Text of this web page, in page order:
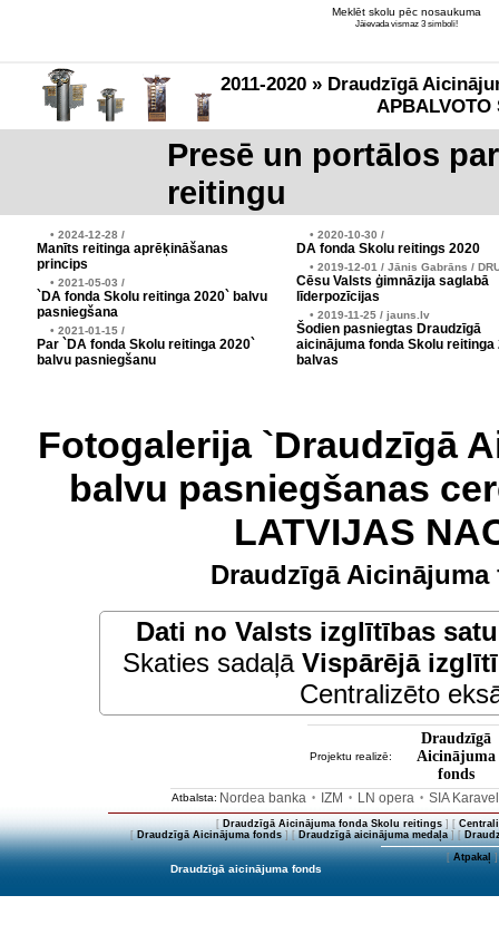
Meklēt skolu pēc nosaukuma
Jāievada vismaz 3 simboli!
2011-2020 » Draudzīgā
APBALVOTO
Presē un portālos
reitingu
• 2024-12-28 /
Manīts reitinga aprēķināšanas
princips
• 2021-05-03 /
`DA fonda Skolu reitinga 2020` balvu
pasniegšana
• 2021-01-15 /
Par `DA fonda Skolu reitinga 2020`
balvu pasniegšanu
• 2020-10-30 /
DA fonda Skolu reitings 2020
• 2019-12-01 / Jānis Gabrāns /
Cēsu Valsts ģimnāzija saglabā
līderpozīcijas
• 2019-11-25 / jauns.lv
Šodien pasniegtas Draudzīgā
aicinājuma fonda Skolu reitinga
balvas
Fotogalerija `Draudzīgā
balvu pasniegšanas
LATVIJAS
Draudzīgā
Dati no Valsts izglītības
Skaties sadaļā Vispārējā
Centralizēto
Projektu realizē:
Draudzīgā
Aicinājuma
fonds
Atbalsta: Nordea banka • IZM • LN opera • SIA
[ Draudzīgā Aicinājuma fonda Skolu reitings] [
[Draudzīgā Aicinājuma fonds] [Draudzīgā aicinājuma medaļa] [
[Atpakaļ]
Draudzīgā aicinājuma fonds